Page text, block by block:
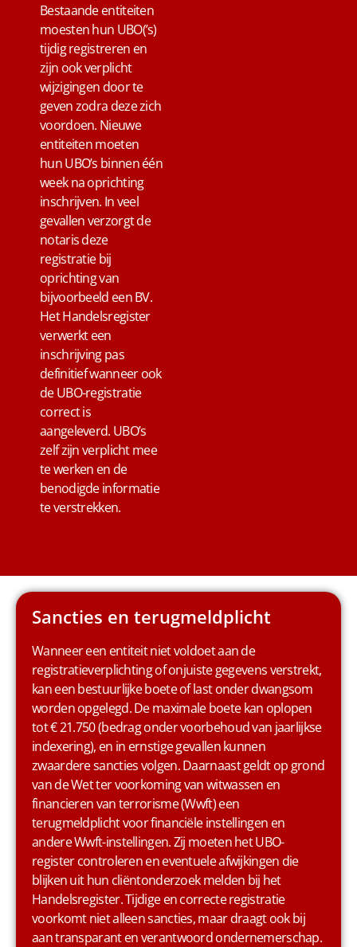
Bestaande entiteiten
moesten hun UBO(’s)
tijdig registreren en
zijn ook verplicht
wijzigingen door te
geven zodra deze zich
voordoen. Nieuwe
entiteiten moeten
hun UBO’s binnen één
week na oprichting
inschrijven. In veel
gevallen verzorgt de
notaris deze
registratie bij
oprichting van
bijvoorbeeld een BV.
Het Handelsregister
verwerkt een
inschrijving pas
definitief wanneer ook
de UBO-registratie
correct is
aangeleverd. UBO’s
zelf zijn verplicht mee
te werken en de
benodigde informatie
te verstrekken.
Sancties en terugmeldplicht
Wanneer een entiteit niet voldoet aan de
registratieverplichting of onjuiste gegevens verstrekt,
kan een bestuurlijke boete of last onder dwangsom
worden opgelegd. De maximale boete kan oplopen
tot € 21.750 (bedrag onder voorbehoud van jaarlijkse
indexering), en in ernstige gevallen kunnen
zwaardere sancties volgen. Daarnaast geldt op grond
van de Wet ter voorkoming van witwassen en
financieren van terrorisme (Wwft) een
terugmeldplicht voor financiële instellingen en
andere Wwft-instellingen. Zij moeten het UBO-
register controleren en eventuele afwijkingen die
blijken uit hun cliëntonderzoek melden bij het
Handelsregister. Tijdige en correcte registratie
voorkomt niet alleen sancties, maar draagt ook bij
aan transparant en verantwoord ondernemerschap.